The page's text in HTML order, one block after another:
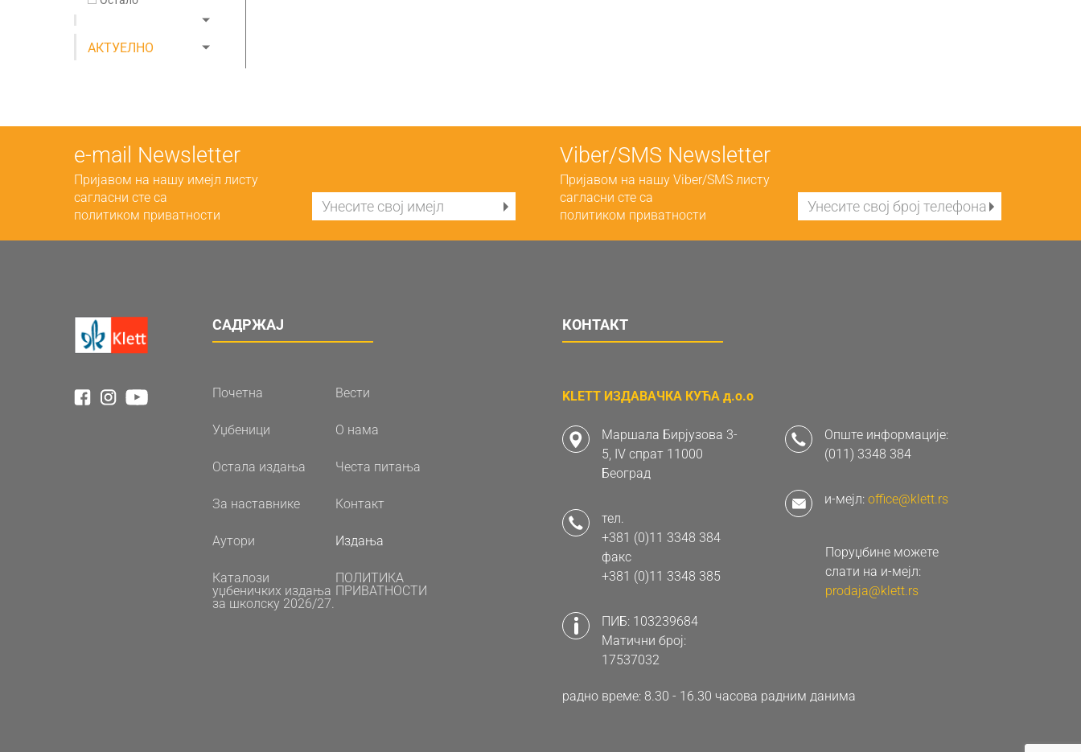
АКТУЕЛНО
е-mail Newsletter
Пријавом на нашу имејл листу
сагласни сте са
политиком приватности
Viber/SMS Newsletter
Пријавом на нашу Viber/SMS листу
сагласни сте са
политиком приватности
САДРЖАЈ
Почетна Вести
Уџбеници О нама
Остала издања Честа питања
За наставнике Контакт
Аутори Издања
Каталози
уџбеничких издања
за школску 2026/27.
ПОЛИТИКА
ПРИВАТНОСТИ
КОНТАКТ
KLETT ИЗДАВАЧКА КУЋА д.о.о
Маршала Бирјузова 3-
5, IV спрат 11000
Београд
тел.
+381 (0)11 3348 384
факс
+381 (0)11 3348 385
ПИБ: 103239684
Матични број:
17537032
Опште информације:
(011) 3348 384
и-мејл: office@klett.rs
Поруџбине можете
слати на и-мејл:
prodaja@klett.rs
радно време: 8.30 - 16.30 часова радним данима